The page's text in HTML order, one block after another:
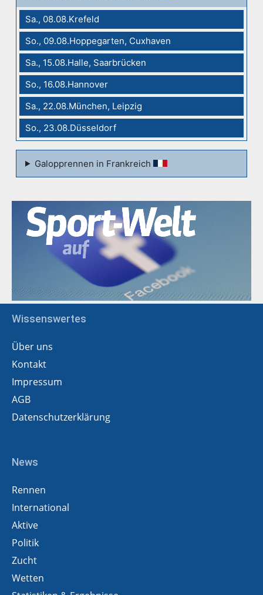
Sa., 08.08.Krefeld
So., 09.08.Hoppegarten, Cuxhaven
Sa., 15.08.Halle, Saarbrücken
So., 16.08.Hannover
Sa., 22.08.München, Leipzig
So., 23.08.Düsseldorf
Galopprennen in Frankreich
Wissenswertes
Über uns
Kontakt
Impressum
AGB
Datenschutzerklärung
News
Rennen
International
Aktive
Politik
Zucht
Wetten